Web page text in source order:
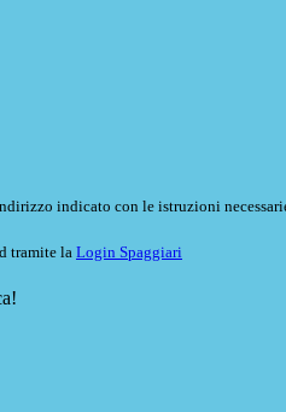
indicato con le istruzioni
tramite la Login Spaggiari